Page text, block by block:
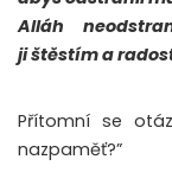
Alláh
jištěstíma
Přítomní se
nazpaměť?”